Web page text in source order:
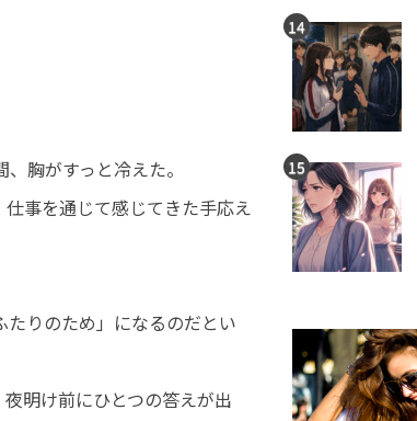
胸がすっと冷えた。
事を通じて感じてきた手応え
たりのため」になるのだとい
明け前にひとつの答えが出